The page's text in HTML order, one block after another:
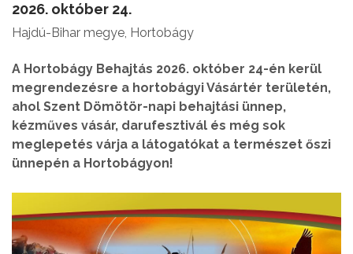
2026. október 24.
Hajdú-Bihar megye, Hortobágy
A Hortobágy Behajtás 2026. október 24-én kerül
megrendezésre a hortobágyi Vásártér területén,
ahol Szent Dömötör-napi behajtási ünnep,
kézműves vásár, darufesztivál és még sok
meglepetés várja a látogatókat a természet őszi
ünnepén a Hortobágyon!